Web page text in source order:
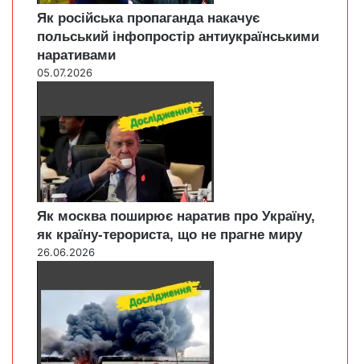
Як російська пропаганда накачує
польський інфопростір антиукраїнськими
наративами
05.07.2026
Як москва поширює наратив про Україну,
як країну-терориста, що не прагне миру
26.06.2026